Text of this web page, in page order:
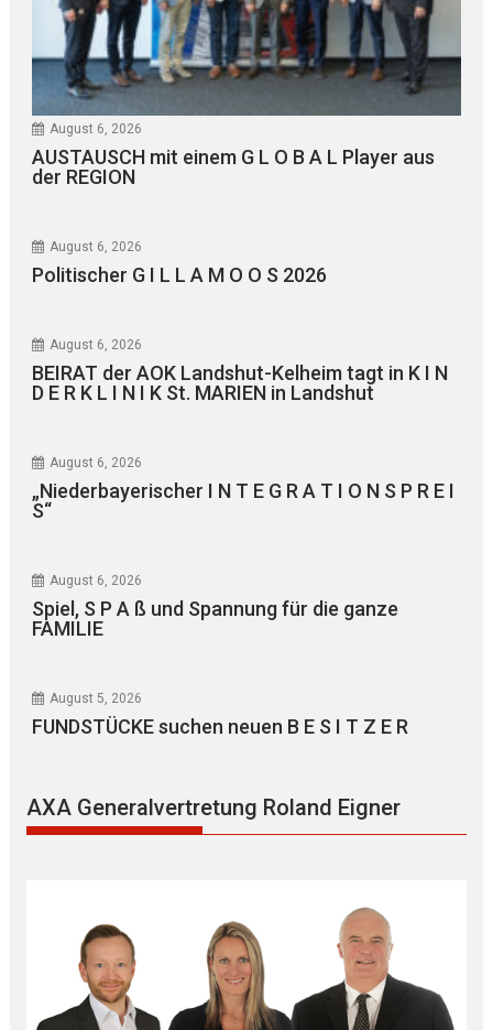
August 6, 2026
AUSTAUSCH mit einem G L O B A L Player aus
der REGION
August 6, 2026
Politischer G I L L A M O O S 2026
August 6, 2026
BEIRAT der AOK Landshut-Kelheim tagt in K I N
D E R K L I N I K St. MARIEN in Landshut
August 6, 2026
„Niederbayerischer I N T E G R A T I O N S P R E I
S“
August 6, 2026
Spiel, S P A ß und Spannung für die ganze
FAMILIE
August 5, 2026
FUNDSTÜCKE suchen neuen B E S I T Z E R
AXA Generalvertretung Roland Eigner